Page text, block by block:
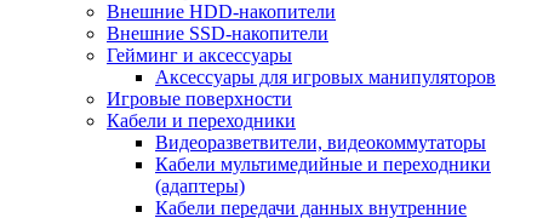
Внешние HDD-накопители
Внешние SSD-накопители
Гейминг и аксессуары
Аксессуары для игровых манипуляторов
Игровые поверхности
Кабели и переходники
Видеоразветвители, видеокоммутаторы
Кабели мультимедийные и переходники
(адаптеры)
Кабели передачи данных внутренние